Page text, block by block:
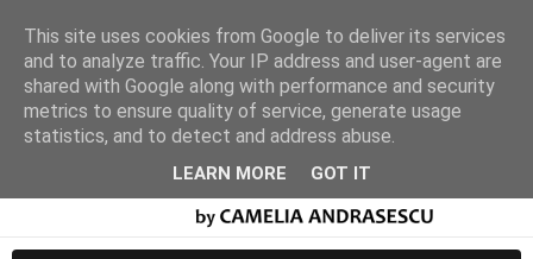
This site uses cookies from Google to deliver its services
and to analyze traffic. Your IP address and user-agent are
shared with Google along with performance and security
metrics to ensure quality of service, generate usage
statistics, and to detect and address abuse.
LEARN MORE GOT IT